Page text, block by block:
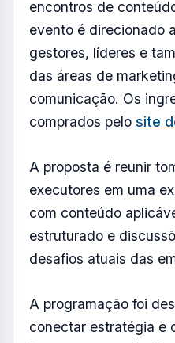
Foto: Divulgação/SXS
FOTO: AQUIVALE/IMAGENS
O SXS Summit Club
no dia 09 de junho de
Fulltrader, em São
Consolidado como
encontros de
gestores, líderes e
das áreas de